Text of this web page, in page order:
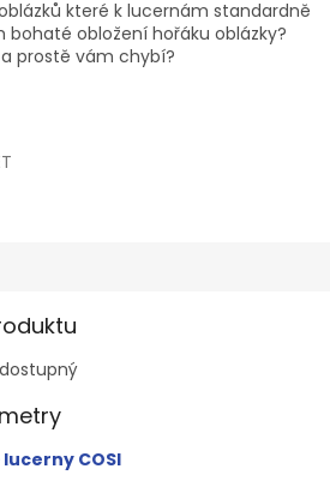
které k lucernám standardně
bohaté obložení hořáku oblázky?
prostě vám chybí?
COSI